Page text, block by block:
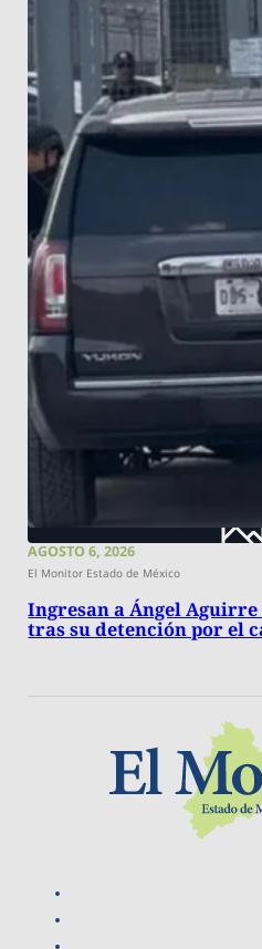
AGOSTO 6, 2026
El Monitor Estado de México
Ingresan a Ángel
tras su detención por el